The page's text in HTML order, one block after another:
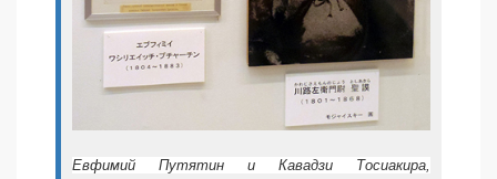
Евфимий Путятин и Кавадзи Тосиакира,